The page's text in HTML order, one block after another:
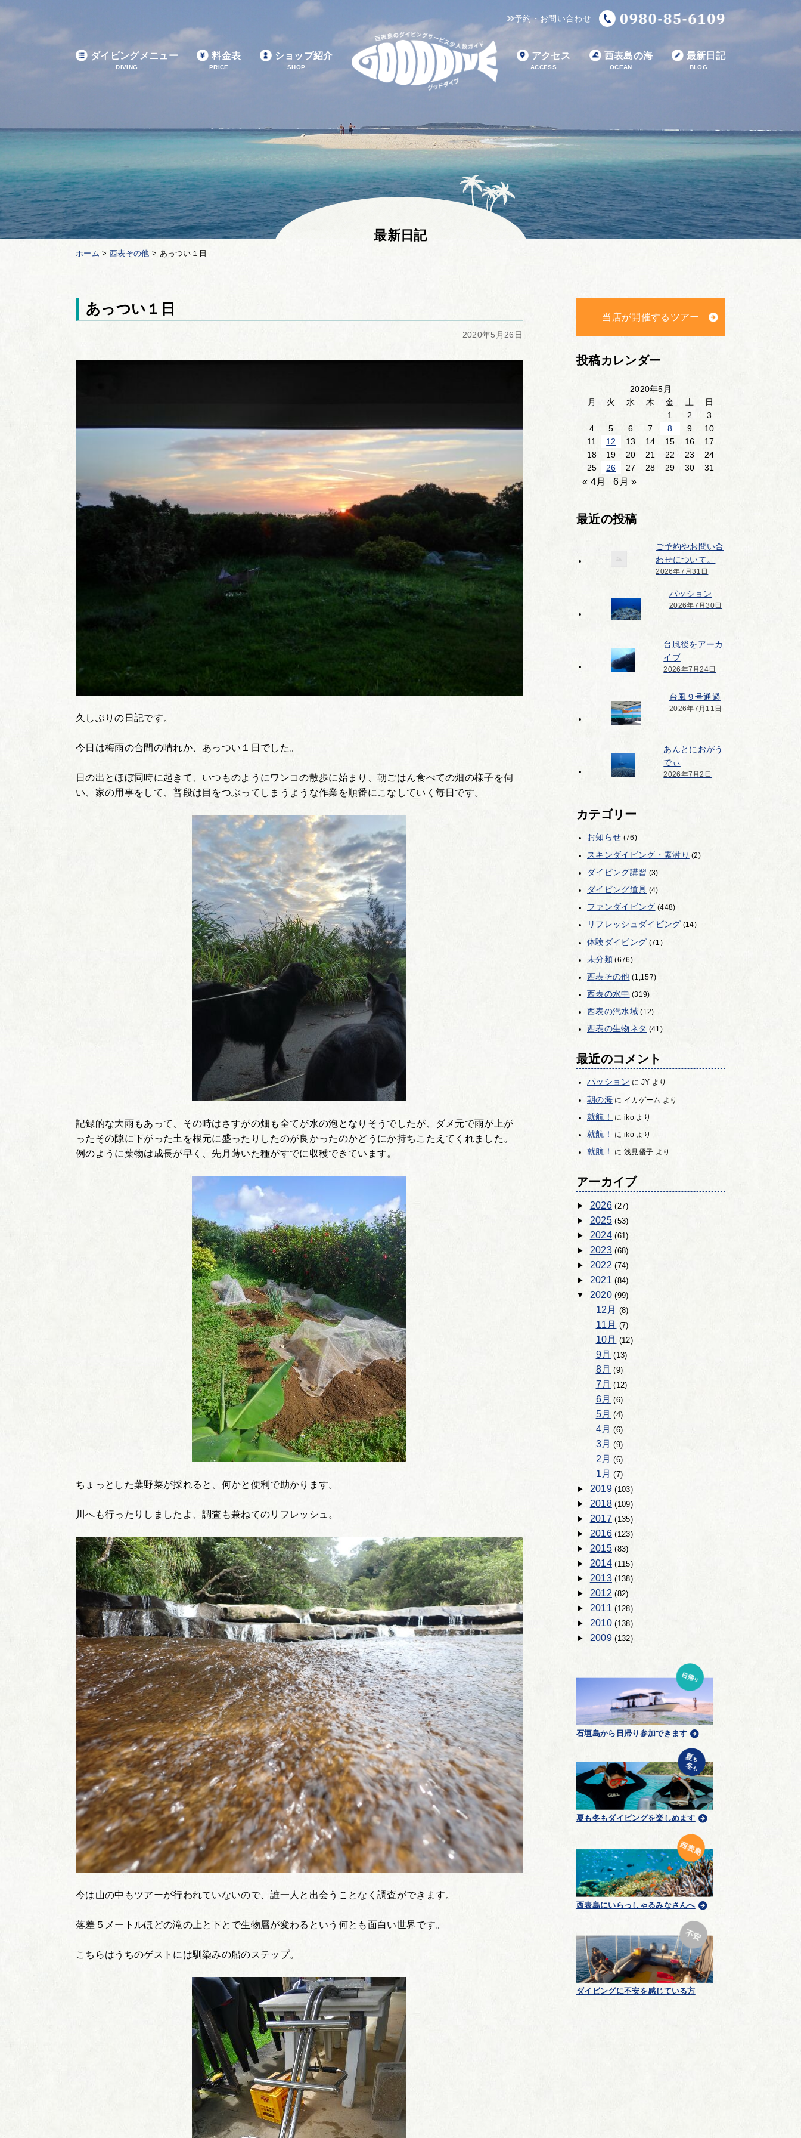
予約・お問い合わせ
ダイビングメニュー
DIVING
料金表
PRICE
ショップ紹介
SHOP
アクセス
ACCESS
西表島の海
OCEAN
最新日記
BLOG
最新日記
ホーム > 西表その他 > あっつい１日
あっつい１日
2020年5月26日
久しぶりの日記です。
今日は梅雨の合間の晴れか、あっつい１日でした。
日の出とほぼ同時に起きて、いつものようにワンコの散歩に始まり、朝ごはん食べての畑の様子を伺
い、家の用事をして、普段は目をつぶってしまうような作業を順番にこなしていく毎日です。
記録的な大雨もあって、その時はさすがの畑も全てが水の泡となりそうでしたが、ダメ元で雨が上が
ったその隙に下がった土を根元に盛ったりしたのが良かったのかどうにか持ちこたえてくれました。
例のように葉物は成長が早く、先月蒔いた種がすでに収穫できています。
ちょっとした葉野菜が採れると、何かと便利で助かります。
川へも行ったりしましたよ、調査も兼ねてのリフレッシュ。
今は山の中もツアーが行われていないので、誰一人と出会うことなく調査ができます。
落差５メートルほどの滝の上と下とで生物層が変わるという何とも面白い世界です。
こちらはうちのゲストには馴染みの船のステップ。
当店が開催するツアー
投稿カレンダー
2020年5月
月
火 水 木 金 土
日
1
2
3
4
5 6 7 8 9
10
11
12 13 14 15 16
17
18
19 20 21 22 23
24
25
26 27 28 29 30 31
« 4月 6月 »
最近の投稿
ご予約やお問い合
わせについて。
2026年7月31日
パッション
2026年7月30日
台風後をアーカ
イブ
2026年7月24日
台風９号通過
2026年7月11日
あんとにおがう
でぃ
2026年7月2日
カテゴリー
お知らせ (76)
スキンダイビング・素潜り (2)
ダイビング講習 (3)
ダイビング道具 (4)
ファンダイビング (448)
リフレッシュダイビング (14)
体験ダイビング (71)
未分類(676)
西表その他 (1,157)
西表の水中 (319)
西表の汽水域(12)
西表の生物ネタ (41)
最近のコメント
パッション に JY より
朝の海に イカゲーム より
就航！ に ikoより
就航！ に ikoより
就航！ に 浅見優子 より
アーカイブ
2026(27)
2025(53)
2024(61)
2023(68)
2022(74)
2021(84)
2020(99)
12月 (8)
11月 (7)
10月 (12)
9月 (13)
8月 (9)
7月 (12)
6月 (6)
5月 (4)
4月 (6)
3月 (9)
2月 (6)
1月 (7)
2019(103)
2018(109)
2017 (135)
2016(123)
2015(83)
2014(115)
2013(138)
2012 (82)
2011(128)
2010(138)
2009(132)
石垣島から日帰り参加できます
夏も冬もダイビングを楽しめます
西表島にいらっしゃるみなさんへ
ダイビングに不安を感じている方